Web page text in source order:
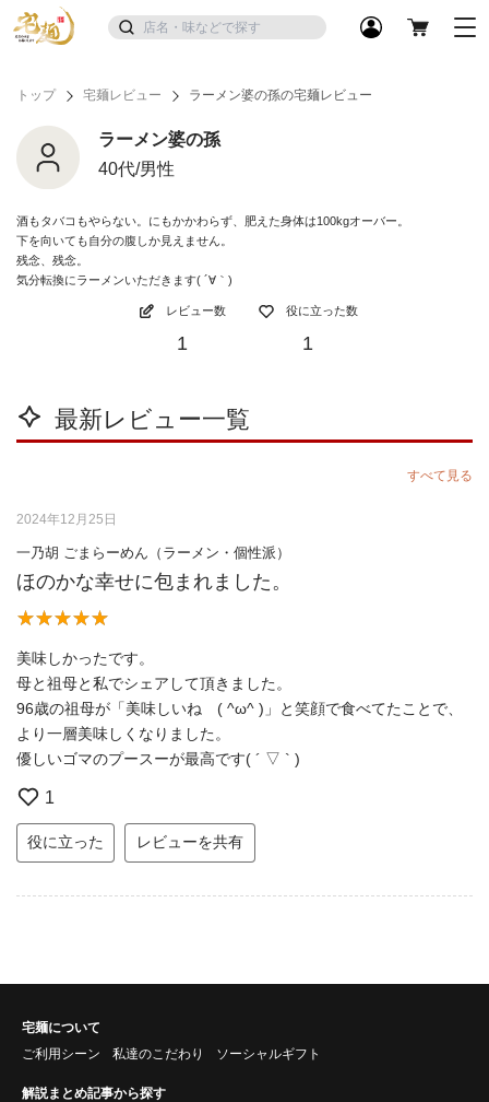
トップ 宅麺レビュー ラーメン婆の孫の宅麺レビュー
ラーメン婆の孫
40代/男性
酒もタバコもやらない。にもかかわらず、肥えた身体は100kgオーバー。
下を向いても自分の腹しか見えません。
残念、残念。
気分転換にラーメンいただきます( ´∀｀)
レビュー数
1
役に立った数
1
最新レビュー一覧
すべて見る
2024年12月25日
一乃胡 ごまらーめん（ラーメン・個性派）
ほのかな幸せに包まれました。
美味しかったです。
母と祖母と私でシェアして頂きました。
96歳の祖母が「美味しいね ( ^ω^ )」と笑顔で食べてたことで、
より一層美味しくなりました。
優しいゴマのプースーが最高です( ´ ▽ ` )
1
役に立った レビューを共有
宅麺について
ご利用シーン
私達のこだわり ソーシャルギフト
解説まとめ記事から探す